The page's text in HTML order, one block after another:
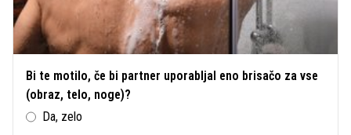
Bi te motilo, če bi partner uporabljal eno brisačo za vse
(obraz, telo, noge)?
Da, zelo